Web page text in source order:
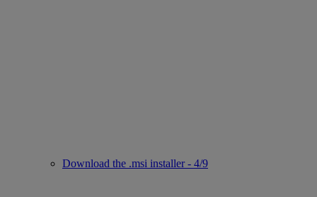
Download the .msi installer - 4/9